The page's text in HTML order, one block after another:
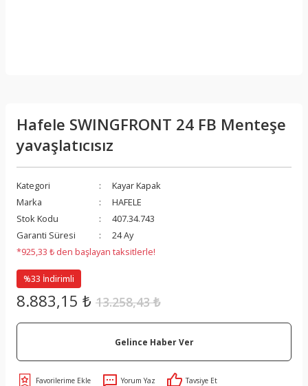
Hafele SWINGFRONT 24 FB Menteşe
yavaşlatıcısız
Kategori
Kayar Kapak
Marka
HAFELE
Stok Kodu
407.34.743
Garanti Süresi
24 Ay
*925,33 ₺ den başlayan taksitlerle!
%33 İndirimli
8.883,15 ₺ 13.258,43 ₺
Gelince Haber Ver
Yorum Yaz Tavsiye Et